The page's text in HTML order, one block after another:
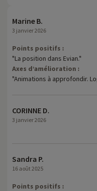
Marine B.
3 janvier 2026
Points positifs :
"La position dans Evian."
Axes d’amélioration :
"Animations à approfondir.
CORINNE D.
3 janvier 2026
Sandra P.
16 août 2025
Points positifs :